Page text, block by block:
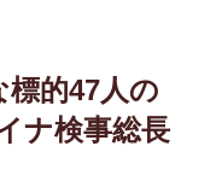
標的47人の
ナ検事総長